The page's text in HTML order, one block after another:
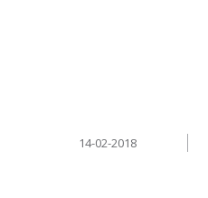
14-02-2018